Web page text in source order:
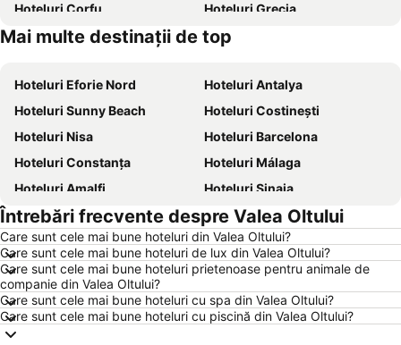
Hoteluri Corfu
Hoteluri Grecia
Hoteluri Thassos
Hoteluri Litoral Bulgaria
Mai multe destinații de top
Hoteluri Eforie Nord
Hoteluri Antalya
Hoteluri Sunny Beach
Hoteluri Costinești
Hoteluri Nisa
Hoteluri Barcelona
Hoteluri Constanța
Hoteluri Málaga
Hoteluri Amalfi
Hoteluri Sinaia
Hoteluri Bari
Hoteluri Eforie Sud
Hoteluri Berlin
Hoteluri Benidorm
Hoteluri Milano
Hoteluri Durrës
Hoteluri Genova
Hoteluri Neptun
Hoteluri București
Hoteluri Chalkidiki
Întrebări frecvente despre Valea Oltului
Care sunt cele mai bune hoteluri din Valea Oltului?
Care sunt cele mai bune hoteluri de lux din Valea Oltului?
Care sunt cele mai bune hoteluri prietenoase pentru animale de
companie din Valea Oltului?
Care sunt cele mai bune hoteluri cu spa din Valea Oltului?
Care sunt cele mai bune hoteluri cu piscină din Valea Oltului?